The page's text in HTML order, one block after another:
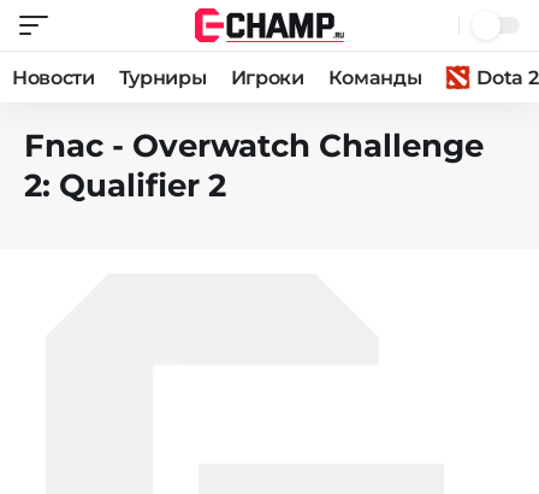
Новости Турниры Игроки Команды Dota 2
Fnac - Overwatch Challenge
2: Qualifier 2